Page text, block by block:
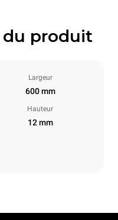
produit
Largeur
600 mm
Hauteur
12 mm